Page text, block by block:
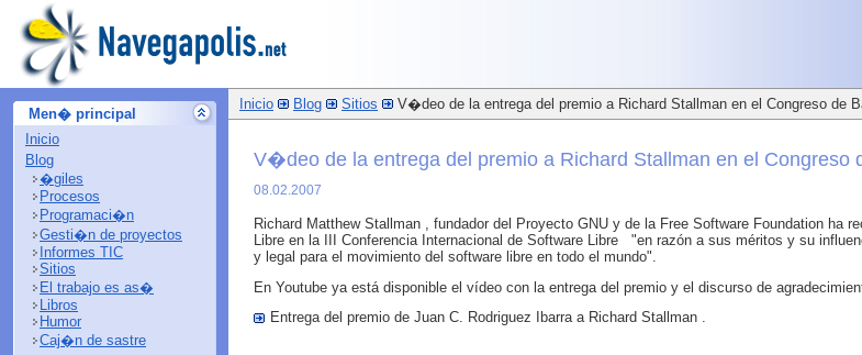
Men� principal
Inicio
Blog
�giles
Procesos
Programaci�n
Gesti�n de proyectos
Informes TIC
Sitios
El trabajo es as�
Libros
Humor
Caj�n de sastre
Inicio Blog Sitios V�deo de la entrega del premio a Richard Stallman en el Congreso de
V�deo de la entrega del premio a Richard Stallman en el Congreso
08.02.2007
Richard Matthew Stallman , fundador del Proyecto GNU y de la Free Software Foundation ha
Libre en la III Conferencia Internacional de Software Libre "en razón a sus méritos y su
y legal para el movimiento del software libre en todo el mundo".
En Youtube ya está disponible el vídeo con la entrega del premio y el discurso de
Entrega del premio de Juan C. Rodriguez Ibarra a Richard Stallman .